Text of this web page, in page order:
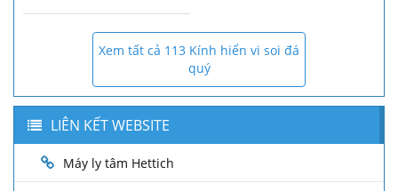
Xem tất cả 113 Kính hiển vi soi đá
quý
LIÊN KẾT WEBSITE
Máy ly tâm Hettich